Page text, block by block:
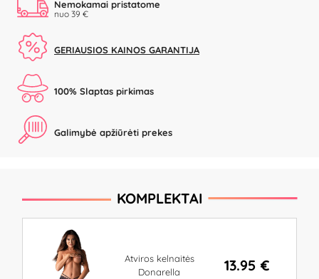
Nemokamai pristatome
nuo 39 €
GERIAUSIOS KAINOS GARANTIJA
100% Slaptas pirkimas
Galimybė apžiūrėti prekes
KOMPLEKTAI
Atviros kelnaitės
Donarella
13.95 €